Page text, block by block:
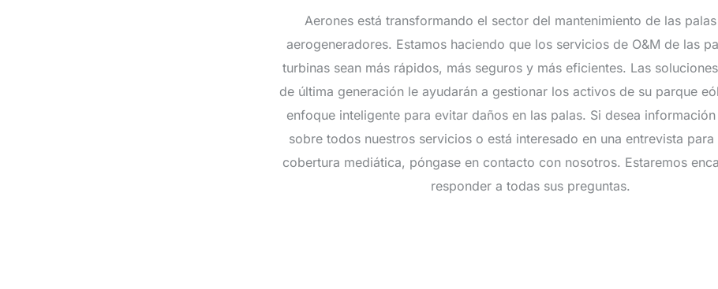
Aerones está transformando el sector del mantenimiento de las
aerogeneradores. Estamos haciendo que los servicios de O&M de las
turbinas sean más rápidos, más seguros y más eficientes. Las
de última generación le ayudarán a gestionar los activos de su parque
enfoque inteligente para evitar daños en las palas. Si desea
sobre todos nuestros servicios o está interesado en una entrevista para
cobertura mediática, póngase en contacto con nosotros. Estaremos
responder a todas sus preguntas.